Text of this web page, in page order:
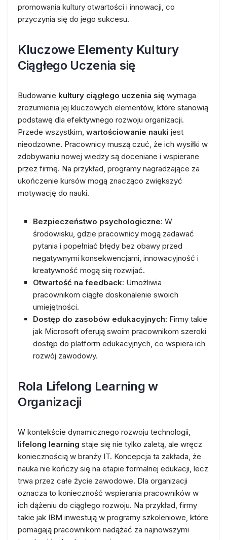
promowania kultury otwartości i innowacji, co
przyczynia się do jego sukcesu.
Kluczowe Elementy Kultury
Ciągłego Uczenia się
Budowanie kultury ciągłego uczenia się wymaga
zrozumienia jej kluczowych elementów, które stanowią
podstawę dla efektywnego rozwoju organizacji.
Przede wszystkim, wartościowanie nauki jest
nieodzowne. Pracownicy muszą czuć, że ich wysiłki w
zdobywaniu nowej wiedzy są doceniane i wspierane
przez firmę. Na przykład, programy nagradzające za
ukończenie kursów mogą znacząco zwiększyć
motywację do nauki.
Bezpieczeństwo psychologiczne: W
środowisku, gdzie pracownicy mogą zadawać
pytania i popełniać błędy bez obawy przed
negatywnymi konsekwencjami, innowacyjność i
kreatywność mogą się rozwijać.
Otwartość na feedback: Umożliwia
pracownikom ciągłe doskonalenie swoich
umiejętności.
Dostęp do zasobów edukacyjnych: Firmy takie
jak Microsoft oferują swoim pracownikom szeroki
dostęp do platform edukacyjnych, co wspiera ich
rozwój zawodowy.
Rola Lifelong Learning w
Organizacji
W kontekście dynamicznego rozwoju technologii,
lifelong learning staje się nie tylko zaletą, ale wręcz
koniecznością w branży IT. Koncepcja ta zakłada, że
nauka nie kończy się na etapie formalnej edukacji, lecz
trwa przez całe życie zawodowe. Dla organizacji
oznacza to konieczność wspierania pracowników w
ich dążeniu do ciągłego rozwoju. Na przykład, firmy
takie jak IBM inwestują w programy szkoleniowe, które
pomagają pracownikom nadążać za najnowszymi